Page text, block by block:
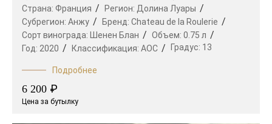
Страна: Франция Регион: Долина Луары
Субрегион: Анжу Бренд: Chateau de la Roulerie
Сорт винограда:
Шенен Блан Объем: 0.75 л
Год: 2020 Классификация: AOC Градус: 13
Подробнее
6 200 ₽
Цена за бутылку